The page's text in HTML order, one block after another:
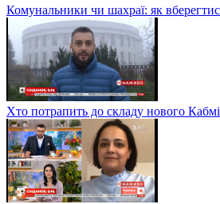
Комунальники чи шахраї: як
Хто потрапить до складу нового